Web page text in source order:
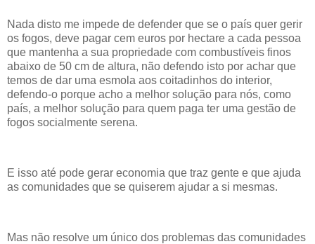
Nada disto me impede de defender que se o país quer gerir
os fogos, deve pagar cem euros por hectare a cada pessoa
que mantenha a sua propriedade com combustíveis finos
abaixo de 50 cm de altura, não defendo isto por achar que
temos de dar uma esmola aos coitadinhos do interior,
defendo-o porque acho a melhor solução para nós, como
país, a melhor solução para quem paga ter uma gestão de
fogos socialmente serena.
E isso até pode gerar economia que traz gente e que ajuda
as comunidades que se quiserem ajudar a si mesmas.
Mas não resolve um único dos problemas das comunidades